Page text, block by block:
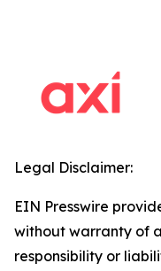
Legal Disclaimer:
EIN Presswire
without warranty of
responsibility or